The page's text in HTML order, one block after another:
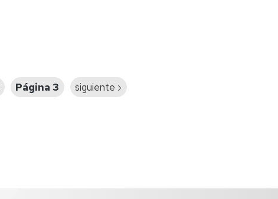
Página 3
Siguiente
siguiente ›